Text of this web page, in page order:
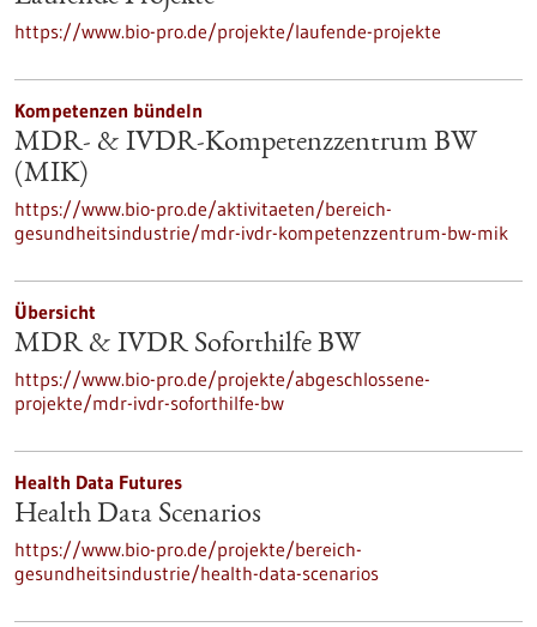
https://www.bio-pro.de/projekte/laufende-projekte
Kompetenzen bündeln
MDR- & IVDR-Kompetenzzentrum BW
(MIK)
https://www.bio-pro.de/aktivitaeten/bereich-
gesundheitsindustrie/mdr-ivdr-kompetenzzentrum-bw-mik
Übersicht
MDR & IVDR Soforthilfe BW
https://www.bio-pro.de/projekte/abgeschlossene-
projekte/mdr-ivdr-soforthilfe-bw
Health Data Futures
Health Data Scenarios
https://www.bio-pro.de/projekte/bereich-
gesundheitsindustrie/health-data-scenarios